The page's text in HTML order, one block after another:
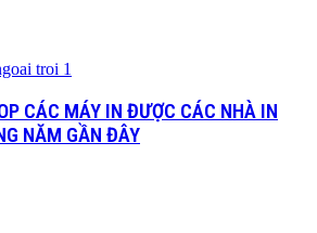
CÁC MÁY IN ĐƯỢC CÁC NHÀ IN
NĂM GẦN ĐÂY